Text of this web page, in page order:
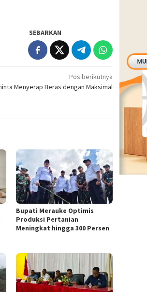
SEBARKAN
Pos berikutnya
Menyerap Beras dengan Maksimal
Bupati Merauke Optimis
Produksi Pertanian
Meningkat hingga 300 Persen